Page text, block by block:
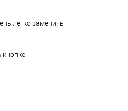
легко заменить.